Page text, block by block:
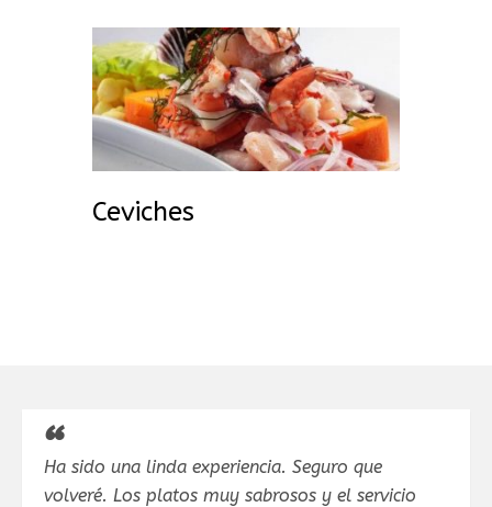
peruana.
Ceviches
Ha sido una linda experiencia. Seguro que
volveré. Los platos muy sabrosos y el servicio